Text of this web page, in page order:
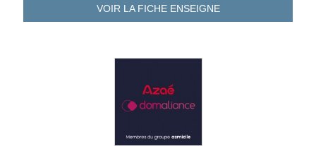
VOIR LA FICHEENSEIGNE